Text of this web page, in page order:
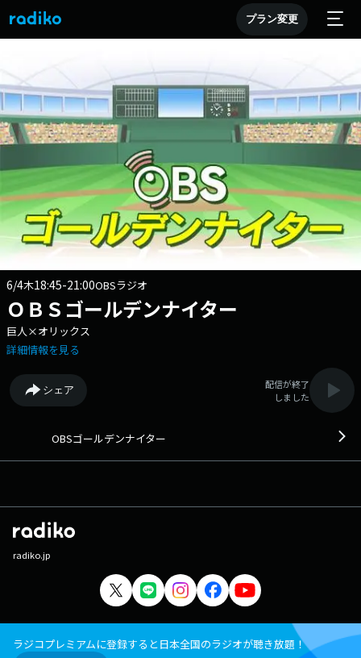
プラン変更
6/4木18:45-21:00OBSラジオ
ＯＢＳゴールデンナイター
巨人×オリックス
詳細情報を見る
シェア
配信が終了
しました
OBSゴールデンナイター
radiko.jp
ラジコプレミアムに登録すると日本全国のラジオが聴き放題！